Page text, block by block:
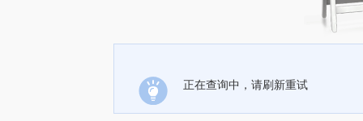
正在查询中，请刷新重试